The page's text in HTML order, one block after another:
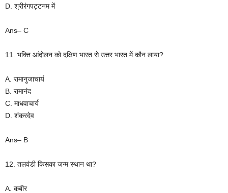
D. श्रीरंगपट्टनम में
Ans– C
11. भक्ति आंदोलन को दक्षिण भारत से उत्तर भारत में कौन लाया?
A. रामानुजाचार्य
B. रामानंद
C. माधवाचार्य
D. शंकरदेव
Ans– B
12. तलवंडी किसका जन्म स्थान था?
A. कबीर